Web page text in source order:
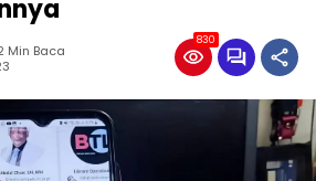
Min Baca
830